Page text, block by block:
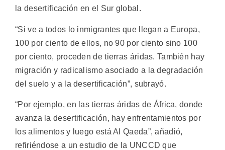
la desertificación en el Sur global.
“Si ve a todos lo inmigrantes que llegan a Europa,
100 por ciento de ellos, no 90 por ciento sino 100
por ciento, proceden de tierras áridas. También hay
migración y radicalismo asociado a la degradación
del suelo y a la desertificación”, subrayó.
“Por ejemplo, en las tierras áridas de África, donde
avanza la desertificación, hay enfrentamientos por
los alimentos y luego está Al Qaeda”, añadió,
refiriéndose a un estudio de la UNCCD que